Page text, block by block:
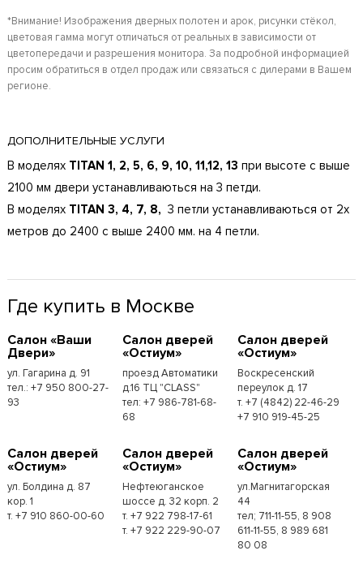
*Внимание! Изображения дверных полотен и арок, рисунки стёкол,
цветовая гамма могут отличаться от реальных в зависимости от
цветопередачи и разрешения монитора. За подробной информацией
просим обратиться в отдел продаж или связаться с дилерами в Вашем
регионе.
ДОПОЛНИТЕЛЬНЫЕ УСЛУГИ
В моделях TITAN 1, 2, 5, 6, 9, 10, 11,12, 13 при высоте с выше
2100 мм двери устанавливаються на 3 петди.
В моделях TITAN 3, 4, 7, 8, 3 петли устанавливаються от 2х
метров до 2400 с выше 2400 мм. на 4 петли.
Где купить в Москве
Cалон «Ваши
Двери»
ул. Гагарина д. 91
тел.: +7 950 800-27-
93
Cалон дверей
«Остиум»
проезд Автоматики
д.16 ТЦ "CLASS"
тел: +7 986-781-68-
68
Cалон дверей
«Остиум»
Воскресенский
переулок д. 17
т. +7 (4842) 22-46-29
+7 910 919-45-25
Cалон дверей
«Остиум»
ул. Болдина д. 87
кор. 1
т. +7 910 860-00-60
Cалон дверей
«Остиум»
Нефтеюганское
шоссе д. 32 корп. 2
т. +7 922 798-17-61
т. +7 922 229-90-07
Cалон дверей
«Остиум»
ул.Магнитагорская
44
тел; 711-11-55, 8 908
611-11-55, 8 989 681
80 08